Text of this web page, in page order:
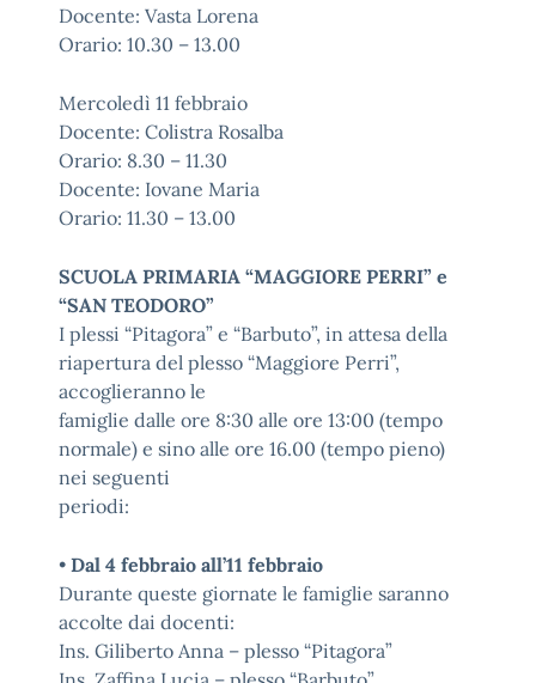
Docente: Vasta Lorena
Orario: 10.30 – 13.00
Mercoledì 11 febbraio
Docente: Colistra Rosalba
Orario: 8.30 – 11.30
Docente: Iovane Maria
Orario: 11.30 – 13.00
SCUOLA PRIMARIA “MAGGIORE PERRI” e
“SAN TEODORO”
I plessi “Pitagora” e “Barbuto”, in attesa della
riapertura del plesso “Maggiore Perri”,
accoglieranno le
famiglie dalle ore 8:30 alle ore 13:00 (tempo
normale) e sino alle ore 16.00 (tempo pieno)
nei seguenti
periodi:
• Dal 4 febbraio all’11 febbraio
Durante queste giornate le famiglie saranno
accolte dai docenti:
Ins. Giliberto Anna – plesso “Pitagora”